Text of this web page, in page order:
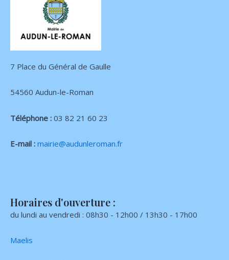
7 Place du Général de Gaulle
54560 Audun-le-Roman
Téléphone : 03 82 21 60 23
E-mail : mairie@audunleroman.fr
Horaires d'ouverture :
du lundi au vendredi : 08h30 - 12h00 / 13h30 - 17h00
Maelis